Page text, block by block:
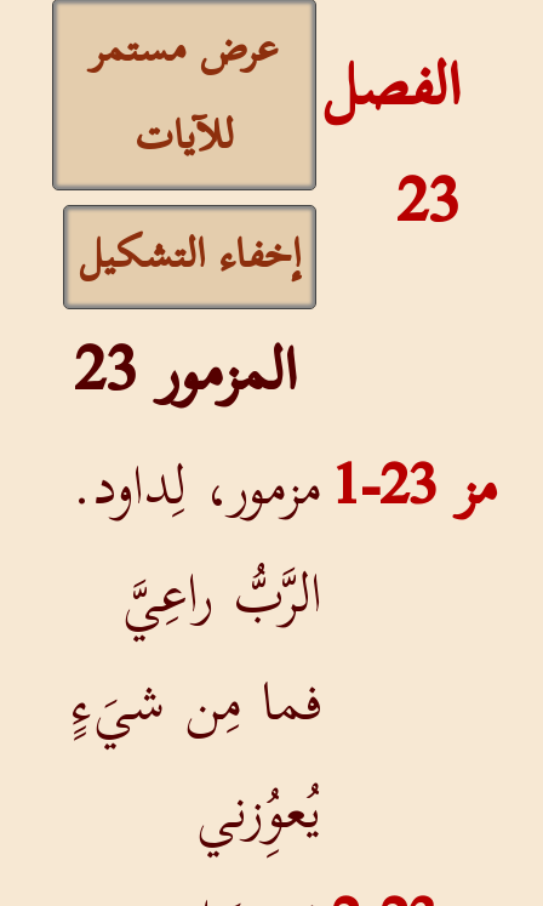
الفصل
23
عرض مستمر
للآيات
إخفاء التشكيل
المزمور 23
مز 23-1
مزمور، لِداود.
الرَّبُّ راعِيَّ
فما مِن شيَءٍ
يُعوُِزني